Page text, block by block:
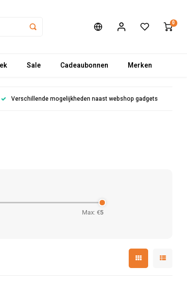
0
Sale Cadeaubonnen Merken
Verschillende mogelijkheden naast webshop gadgets
Max: €5